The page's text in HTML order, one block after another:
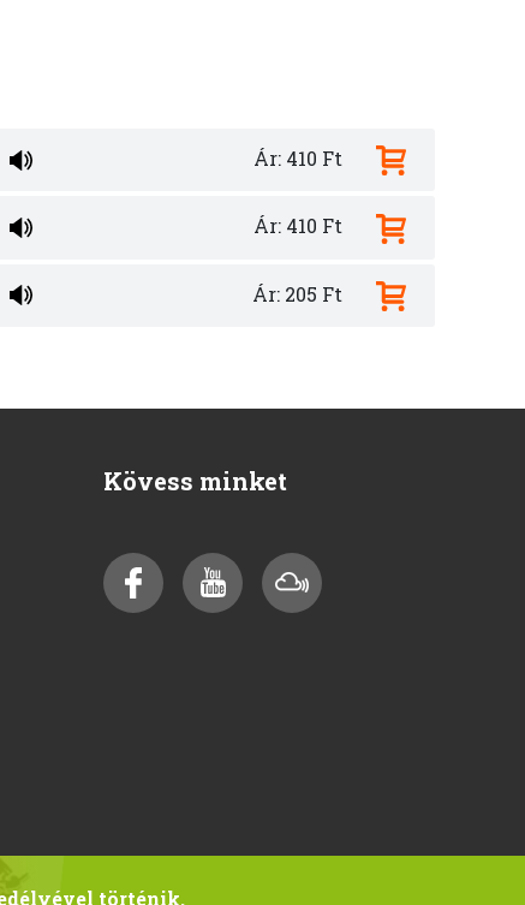
Ár: 410 Ft
Ár: 410 Ft
Ár: 205 Ft
Kövess minket
történik.